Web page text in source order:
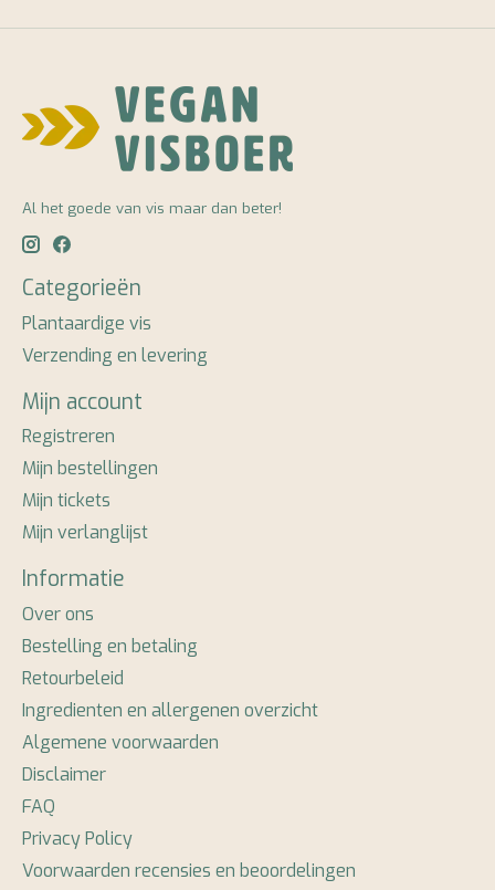
Al het goede van vis maar dan beter!
Categorieën
Plantaardige vis
Verzending en levering
Mijn account
Registreren
Mijn bestellingen
Mijn tickets
Mijn verlanglijst
Informatie
Over ons
Bestelling en betaling
Retourbeleid
Ingredienten en allergenen overzicht
Algemene voorwaarden
Disclaimer
FAQ
Privacy Policy
Voorwaarden recensies en beoordelingen